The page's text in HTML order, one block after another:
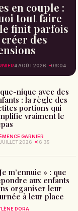
en couple :
tout faire
finit parfois
des
4 AOÛT 2026 09:04
nique avec des
: la règle des
portions qui
vraiment le
GARNIER
2026
16:35
m’ennuie » : que
aux enfants
organiser leur
à leur place
DORA